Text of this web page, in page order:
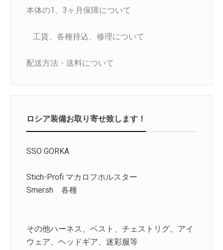
本体の1、3ヶ月保障について
工賃、各種持込、修理について
配送方法・送料について
ロシア装備お取り寄せ致します！
SSO GORKA
Stich-Profi マカロフホルスター
Smersh 各種
その他ハーネス、ベスト、チェストリグ、アイ
ウェア、ヘッドギア、迷彩服等